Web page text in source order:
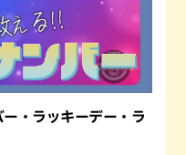
・ラッキーデー・ラ